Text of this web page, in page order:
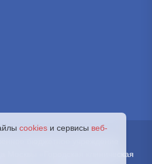
бюджетное учреждение
Москвы «Городская клиническая
cookies и сервисы веб-